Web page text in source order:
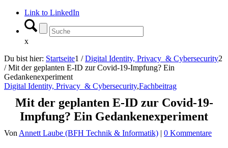
Link to LinkedIn
x
Du bist hier: Startseite1 / Digital Identity, Privacy & Cybersecurity2
/ Mit der geplanten E-ID zur Covid-19-Impfung? Ein
Gedankenexperiment
Digital Identity, Privacy & Cybersecurity,Fachbeitrag
Mit der geplanten E-ID zur Covid-19-
Impfung? Ein Gedankenexperiment
Von Annett Laube (BFH Technik & Informatik) | 0 Kommentare